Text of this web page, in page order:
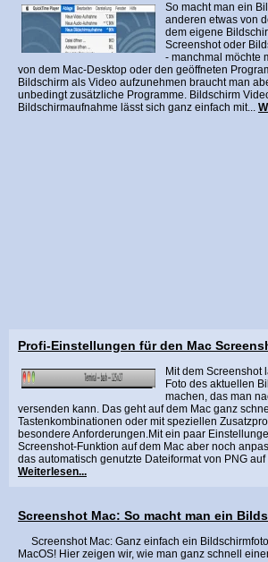
So macht man ein
anderen etwas von
dem eigene
Screenshot oder
- manchmal möchte
von dem Mac-Desktop oder den geöffneten
Bildschirm als Video aufzunehmen braucht man
unbedingt zusätzliche Programme. Bildschirm
Bildschirmaufnahme lässt sich ganz einfach mit...
Profi-Einstellungen für den Mac
Mit dem Screenshot
Foto des aktuellen
machen, das man
versenden kann. Das geht auf dem Mac ganz
Tastenkombinationen oder mit speziellen
besondere Anforderungen.Mit ein paar
Screenshot-Funktion auf dem Mac aber noch
das automatisch genutzte Dateiformat von PNG auf
Weiterlesen...
Screenshot Mac: So macht man ein
Screenshot Mac: Ganz einfach ein
MacOS! Hier zeigen wir, wie man ganz schnell